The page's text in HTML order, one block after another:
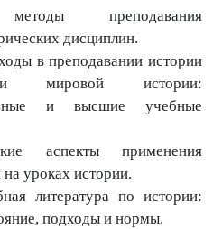
преподавания
дисциплин.
в преподавании истории
и мировой истории:
и высшие учебные
аспекты применения
уроках истории.
литература по истории:
подходы и нормы.